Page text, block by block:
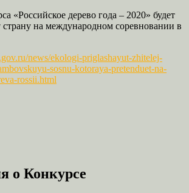
«Российское дерево года – 2020» будет
страну на международном соревновании в
news/ekologi-priglashayut-zhitelej-
sosnu-kotoraya-pretenduet-na-
rossii.html
о Конкурсе